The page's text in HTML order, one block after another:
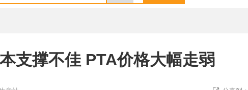
支撑不佳 PTA价格大幅走弱